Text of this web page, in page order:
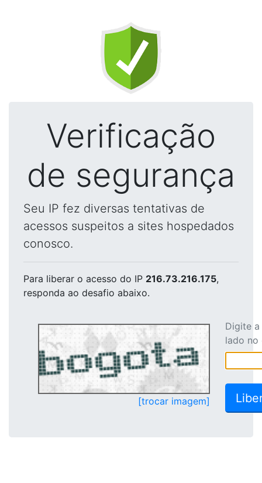
Verificação
de segurança
Seu IP fez diversas tentativas de
acessos suspeitos a sites hospedados
conosco.
Para liberar o acesso do IP 216.73.216.175,
responda ao desafio abaixo.
[trocar imagem]
Digite
lado no